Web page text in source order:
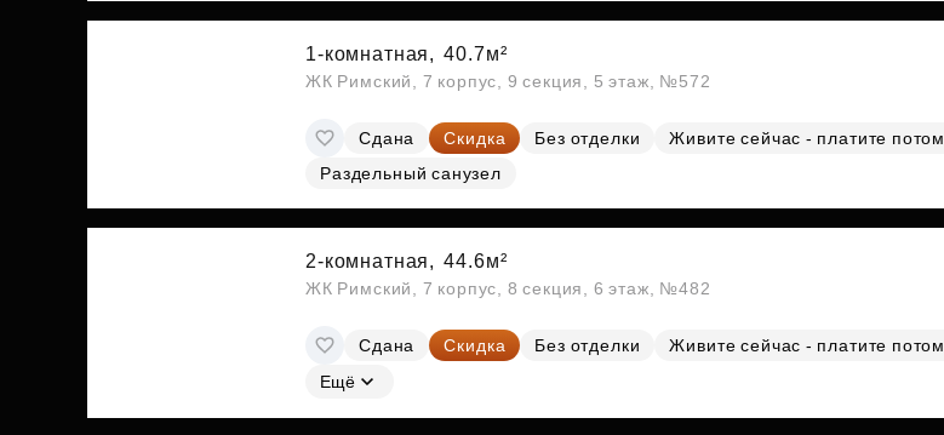
1-комнатная, 40.7м²
ЖК Римский, 7 корпус, 9 секция, 5 этаж, №572
Сдана Скидка Без отделки Живите сейчас - платите потом
Раздельный санузел
2-комнатная, 44.6м²
ЖК Римский, 7 корпус, 8 секция, 6 этаж, №482
Сдана Скидка Без отделки Живите сейчас - платите потом
Ещё